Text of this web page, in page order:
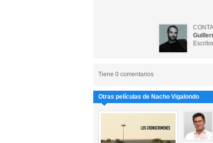
Tiene 0 comentarios
Otras películas de Nacho Vigalondo